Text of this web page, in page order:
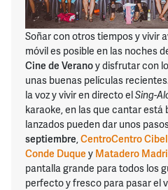
Soñar con otros tiempos y vivir
móvil es posible en las noches
Cine de Veranoy disfrutar con
unas buenas películas
la voz y vivir en directo elSing-
karaoke, en las que cantar está
lanzados pueden dar unos
septiembre,CentroCentro
Conde Duque y Matadero
pantalla grande para todos los
perfecto y fresco para pasar el